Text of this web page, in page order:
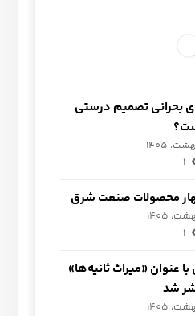
بحرانی تصمیم درستی
1
محصولات صنعت شرق
1
عنوان «میراث ثانیه‌ها»
شد